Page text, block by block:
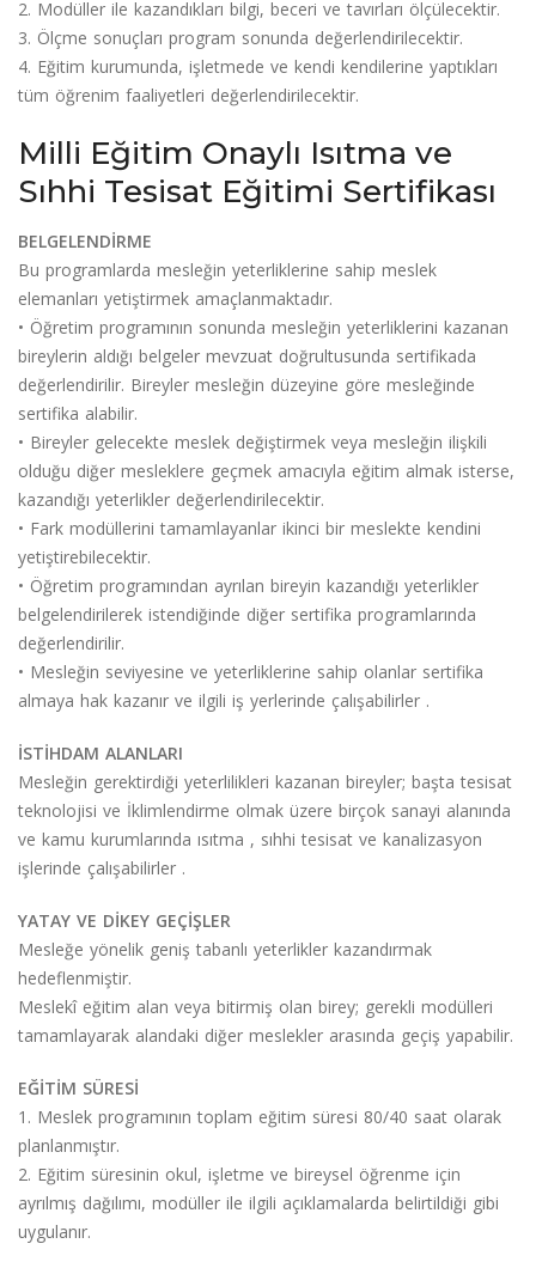
2. Modüller ile kazandıkları bilgi, beceri ve tavırları ölçülecektir.
3. Ölçme sonuçları program sonunda değerlendirilecektir.
4. Eğitim kurumunda, işletmede ve kendi kendilerine yaptıkları
tüm öğrenim faaliyetleri değerlendirilecektir.
Milli Eğitim Onaylı Isıtma ve
Sıhhi Tesisat Eğitimi Sertifikası
BELGELENDİRME
Bu programlarda mesleğin yeterliklerine sahip meslek
elemanları yetiştirmek amaçlanmaktadır.
• Öğretim programının sonunda mesleğin yeterliklerini kazanan
bireylerin aldığı belgeler mevzuat doğrultusunda sertifikada
değerlendirilir. Bireyler mesleğin düzeyine göre mesleğinde
sertifika alabilir.
• Bireyler gelecekte meslek değiştirmek veya mesleğin ilişkili
olduğu diğer mesleklere geçmek amacıyla eğitim almak isterse,
kazandığı yeterlikler değerlendirilecektir.
• Fark modüllerini tamamlayanlar ikinci bir meslekte kendini
yetiştirebilecektir.
• Öğretim programından ayrılan bireyin kazandığı yeterlikler
belgelendirilerek istendiğinde diğer sertifika programlarında
değerlendirilir.
• Mesleğin seviyesine ve yeterliklerine sahip olanlar sertifika
almaya hak kazanır ve ilgili iş yerlerinde çalışabilirler .
İSTİHDAM ALANLARI
Mesleğin gerektirdiği yeterlilikleri kazanan bireyler; başta tesisat
teknolojisi ve İklimlendirme olmak üzere birçok sanayi alanında
ve kamu kurumlarında ısıtma , sıhhi tesisat ve kanalizasyon
işlerinde çalışabilirler .
YATAY VE DİKEY GEÇİŞLER
Mesleğe yönelik geniş tabanlı yeterlikler kazandırmak
hedeflenmiştir.
Meslekî eğitim alan veya bitirmiş olan birey; gerekli modülleri
tamamlayarak alandaki diğer meslekler arasında geçiş yapabilir.
EĞİTİM SÜRESİ
1. Meslek programının toplam eğitim süresi 80/40 saat olarak
planlanmıştır.
2. Eğitim süresinin okul, işletme ve bireysel öğrenme için
ayrılmış dağılımı, modüller ile ilgili açıklamalarda belirtildiği gibi
uygulanır.